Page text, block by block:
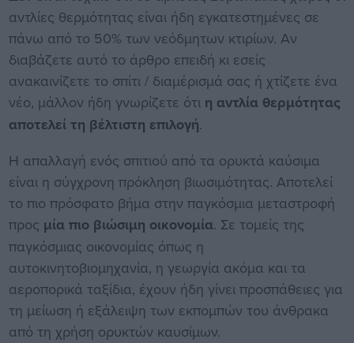
αντλίες θερμότητας είναι ήδη εγκατεστημένες σε
πάνω από το 50% των νεόδμητων κτιρίων. Αν
διαβάζετε αυτό το άρθρο επειδή κι εσείς
ανακαινίζετε το σπίτι / διαμέρισμά σας ή χτίζετε ένα
νέο, μάλλον ήδη γνωρίζετε ότι η αντλία θερμότητας
αποτελεί τη βέλτιστη επιλογή.
Η απαλλαγή ενός σπιτιού από τα ορυκτά καύσιμα
είναι η σύγχρονη πρόκληση βιωσιμότητας. Αποτελεί
το πιο πρόσφατο βήμα στην παγκόσμια μεταστροφή
προς μία πιο βιώσιμη οικονομία. Σε τομείς της
παγκόσμιας οικονομίας όπως η
αυτοκινητοβιομηχανία, η γεωργία ακόμα και τα
αεροπορικά ταξίδια, έχουν ήδη γίνει προσπάθειες για
τη μείωση ή εξάλειψη των εκπομπών του άνθρακα
από τη χρήση ορυκτών καυσίμων.